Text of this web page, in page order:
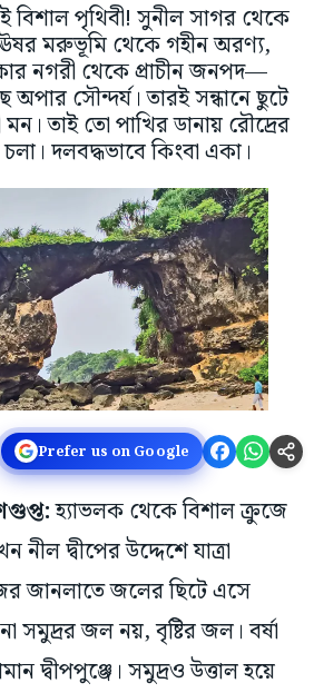
বিশাল পৃথিবী! সুনীল সাগর থেকে
ঊষর মরুভূমি থেকে গহীন অরণ্য,
নগরী থেকে প্রাচীন জনপদ—
অপার সৌন্দর্য। তারই সন্ধানে ছুটে
মন। তাই তো পাখির ডানায় রৌদ্রের
দলবদ্ধভাবে কিংবা একা।
Prefer us on Google
হ্যাভলক থেকে বিশাল ক্রুজে
দ্বীপের উদ্দেশে যাত্রা
জানলাতে জলের ছিটে এসে
জল নয়, বৃষ্টির জল। বর্ষা
দ্বীপপুঞ্জে। সমুদ্রও উত্তাল হয়ে